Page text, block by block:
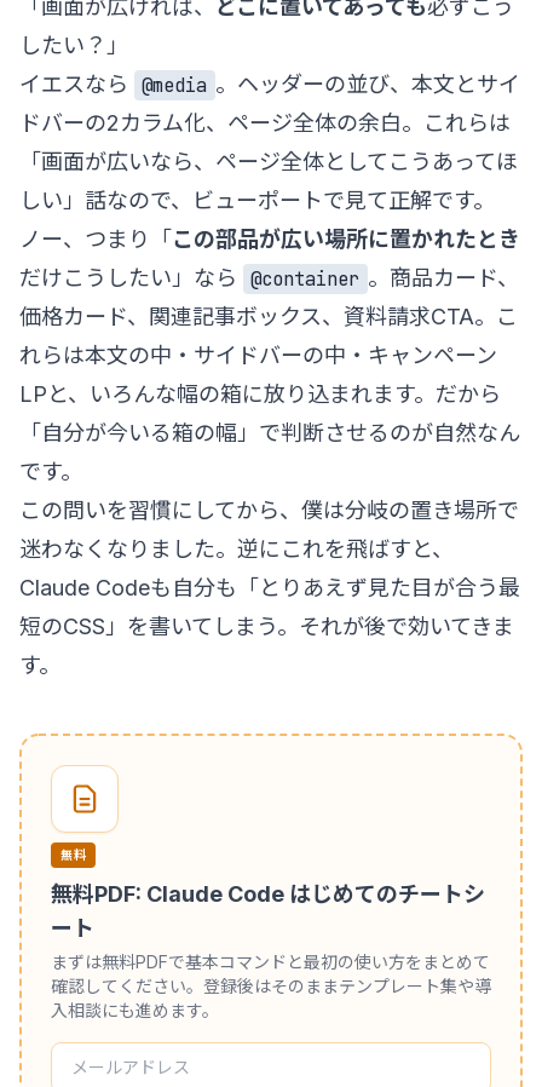
「画面が広ければ、 どこに置いてあっても必ずこう
したい？」
イエスなら
@media 。ヘッダーの並び、本文とサイ
ドバーの2カラム化、ページ全体の余白。これらは
「画面が広いなら、ページ全体としてこうあってほ
しい」話なので、ビューポートで見て正解です。
ノー、つまり「 この部品が広い場所に置かれたとき
だけこうしたい」なら
@container 。商品カード、
価格カード、関連記事ボックス、資料請求CTA。こ
れらは本文の中・サイドバーの中・キャンペーン
LPと、いろんな幅の箱に放り込まれます。だから
「自分が今いる箱の幅」で判断させるのが自然なん
です。
この問いを習慣にしてから、僕は分岐の置き場所で
迷わなくなりました。逆にこれを飛ばすと、
Claude Codeも自分も「とりあえず見た目が合う最
短のCSS」を書いてしまう。それが後で効いてきま
す。
無料
無料PDF: Claude Code はじめてのチートシ
ート
まずは無料PDFで基本コマンドと最初の使い方をまとめて
確認してください。登録後はそのままテンプレート集や導
入相談にも進めます。